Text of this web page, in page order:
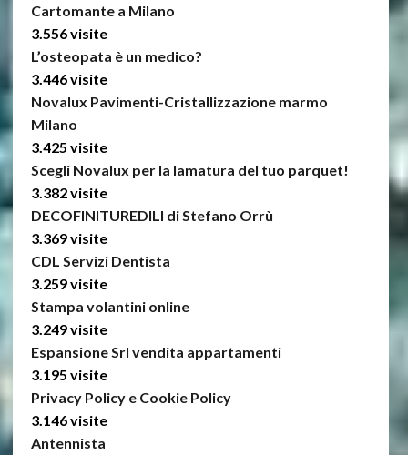
Cartomante a Milano
3.556 visite
L’osteopata è un medico?
3.446 visite
Novalux Pavimenti-Cristallizzazione marmo
Milano
3.425 visite
Scegli Novalux per la lamatura del tuo parquet!
3.382 visite
DECOFINITUREDILI di Stefano Orrù
3.369 visite
CDL Servizi Dentista
3.259 visite
Stampa volantini online
3.249 visite
Espansione Srl vendita appartamenti
3.195 visite
Privacy Policy e Cookie Policy
3.146 visite
Antennista